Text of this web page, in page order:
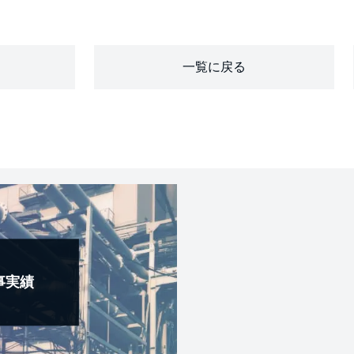
一覧に戻る
実績